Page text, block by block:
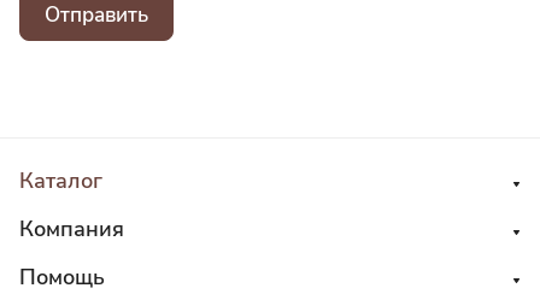
Отправить
Каталог
Компания
Помощь